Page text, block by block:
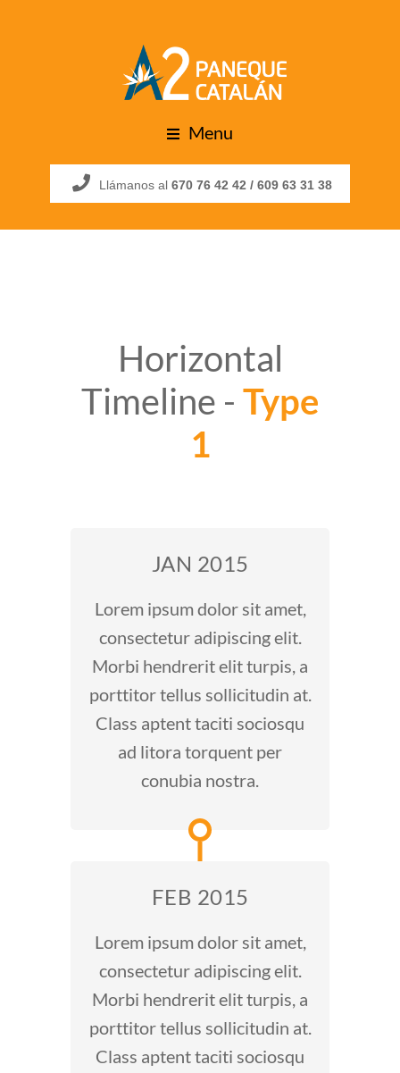
Menu
Llámanos al 670 76 42 42 / 609 63 31 38
Horizontal
Timeline - Type
1
JAN 2015
Lorem ipsum dolor sit amet,
consectetur adipiscing elit.
Morbi hendrerit elit turpis, a
porttitor tellus sollicitudin at.
Class aptent taciti sociosqu
ad litora torquent per
conubia nostra.
FEB 2015
Lorem ipsum dolor sit amet,
consectetur adipiscing elit.
Morbi hendrerit elit turpis, a
porttitor tellus sollicitudin at.
Class aptent taciti sociosqu